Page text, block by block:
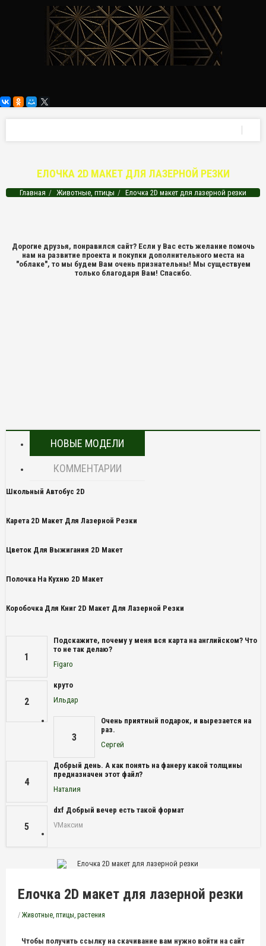
ЕЛОЧКА 2D МАКЕТ ДЛЯ ЛАЗЕРНОЙ РЕЗКИ
Главная Животные, птицы Елочка 2D макет для лазерной резки
Дорогие друзья, понравился сайт? Если у Вас есть желание помочь
нам на развитие проекта и покупки дополнительного места на
"облаке", то мы будем Вам очень признательны! Мы существуем
только благодаря Вам! Спасибо.
НОВЫЕ МОДЕЛИ
КОММЕНТАРИИ
Школьный Автобус 2D
Карета 2D Макет Для Лазерной Резки
Цветок Для Выжигания 2D Макет
Полочка На Кухню 2D Макет
Коробочка Для Книг 2D Макет Для Лазерной Резки
1
Подскажите, почему у меня вся карта на английском? Что
то не так делаю?
Figaro
2
круто
Ильдар
3
Очень приятный подарок, и вырезается на
раз.
Сергей
4
Добрый день. А как понять на фанеру какой толщины
предназначен этот файл?
Наталия
5
dxf Добрый вечер есть такой формат
VМаксим
Елочка 2D макет для лазерной резки
/ Животные, птицы, растения
Чтобы получить ссылку на скачивание вам нужно войти на сайт